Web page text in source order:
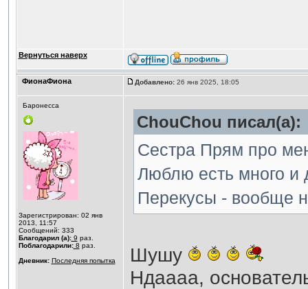
Вернуться наверх
ФионаФиона Добавлено:26 янв 2025, 18:05
Баронесса
Зарегистрирован: 02 янв
2013, 11:57
Сообщений: 333
Благодарил (а):9 раз.
Поблагодарили:8 раз.
Дневник: Последняя попытка
ChouChou писал(а):
Сестра Прям про
Люблю есть много и
Перекусы - вообще
Шушу
Ндаааа,